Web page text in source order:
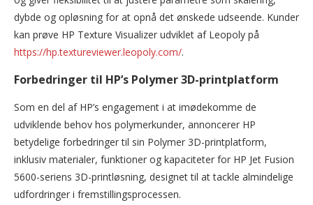
dybde og opløsning for at opnå det ønskede udseende. Kunder
kan prøve HP Texture Visualizer udviklet af Leopoly på
https://hp.textureviewer.leopoly.com/.
Forbedringer til HP’s Polymer 3D-printplatform
Som en del af HP’s engagement i at imødekomme de
udviklende behov hos polymerkunder, annoncerer HP
betydelige forbedringer til sin Polymer 3D-printplatform,
inklusiv materialer, funktioner og kapaciteter for HP Jet Fusion
5600-seriens 3D-printløsning, designet til at tackle almindelige
udfordringer i fremstillingsprocessen.